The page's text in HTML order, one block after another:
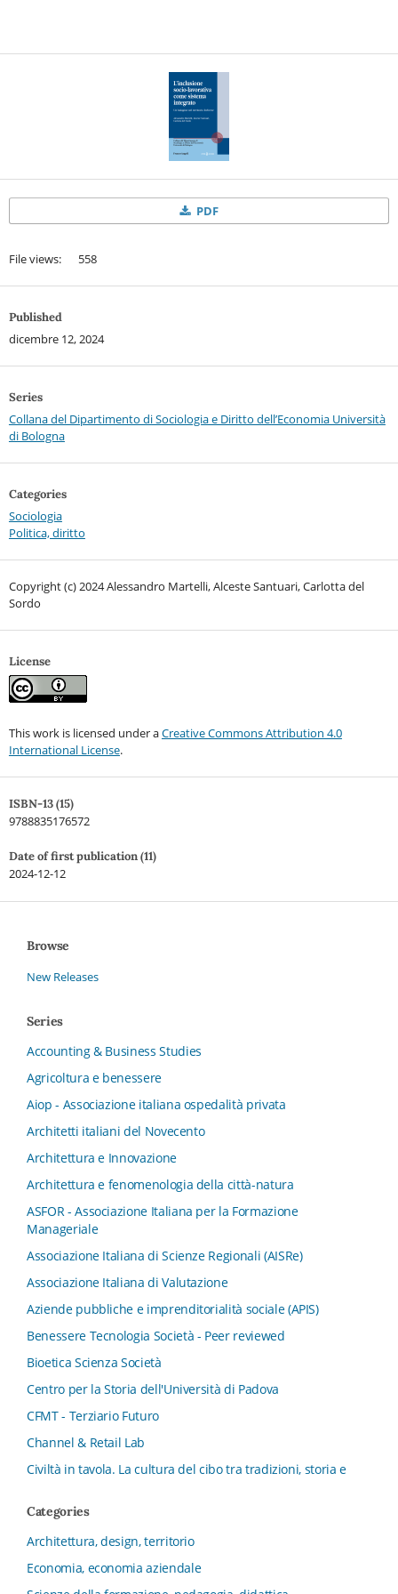
PDF
File views: 558
Published
dicembre 12, 2024
Series
Collana del Dipartimento di Sociologia e Diritto dell’Economia Università
di Bologna
Categories
Sociologia
Politica, diritto
Copyright (c) 2024 Alessandro Martelli, Alceste Santuari, Carlotta del
Sordo
License
This work is licensed under aCreative Commons Attribution 4.0
International License.
ISBN-13 (15)
9788835176572
Date of first publication (11)
2024-12-12
Browse
New Releases
Series
Accounting & Business Studies
Agricoltura e benessere
Aiop - Associazione italiana ospedalità privata
Architetti italiani del Novecento
Architettura e Innovazione
Architettura e fenomenologia della città-natura
ASFOR - Associazione Italiana per la Formazione
Manageriale
Associazione Italiana di Scienze Regionali (AISRe)
Associazione Italiana di Valutazione
Aziende pubbliche e imprenditorialità sociale (APIS)
Benessere Tecnologia Società - Peer reviewed
Bioetica Scienza Società
Centro per la Storia dell'Università di Padova
CFMT - Terziario Futuro
Channel & Retail Lab
Civiltà in tavola. La cultura del cibo tra tradizioni, storia e
Collana del Dipartimento di Scienze Aziendali, Management
Categories
Architettura, design, territorio
Economia, economia aziendale